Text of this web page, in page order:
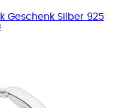
Geschenk Silber 925